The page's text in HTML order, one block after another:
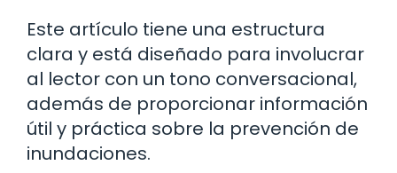
Este artículo tiene una estructura
clara y está diseñado para involucrar
al lector con un tono conversacional,
además de proporcionar información
útil y práctica sobre la prevención de
inundaciones.